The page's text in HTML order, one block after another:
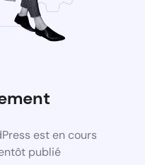
est en cours
publié